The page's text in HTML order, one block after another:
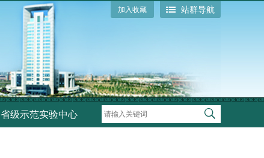
站群导航
加入收藏
省级示范实验中心